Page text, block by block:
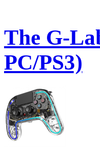
The G-
PC/PS3)